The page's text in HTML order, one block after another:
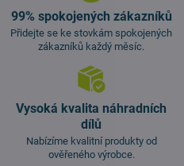
99% spokojených zákazníků
Přidejte se ke stovkám spokojených
zákazníků každý měsíc.
Vysoká kvalita náhradních
dílů
Nabízíme kvalitní produkty od
ověřeného výrobce.